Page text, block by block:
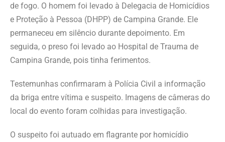
de fogo. O homem foi levado à Delegacia de Homicídios
e Proteção à Pessoa (DHPP) de Campina Grande. Ele
permaneceu em silêncio durante depoimento. Em
seguida, o preso foi levado ao Hospital de Trauma de
Campina Grande, pois tinha ferimentos.
Testemunhas confirmaram à Polícia Civil a informação
da briga entre vítima e suspeito. Imagens de câmeras do
local do evento foram colhidas para investigação.
O suspeito foi autuado em flagrante por homicídio